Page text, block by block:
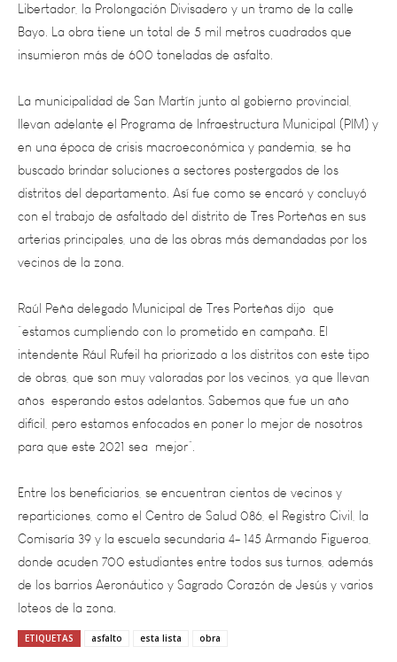
insumieron más de 600 toneladas de asfalto.
La municipalidad de San Martín junto al gobierno provincial,
llevan adelante el Programa de Infraestructura Municipal (PIM) y
en una época de crisis macroeconómica y pandemia, se ha
buscado brindar soluciones a sectores postergados de los
distritos del departamento. Así fue como se encaró y concluyó
con el trabajo de asfaltado del distrito de Tres Porteñas en sus
arterias principales, una de las obras más demandadas por los
vecinos de la zona.
Raúl Peña delegado Municipal de Tres Porteñas dijo que
“estamos cumpliendo con lo prometido en campaña. El
intendente Rául Rufeil ha priorizado a los distritos con este tipo
de obras, que son muy valoradas por los vecinos, ya que llevan
años esperando estos adelantos. Sabemos que fue un año
difícil, pero estamos enfocados en poner lo mejor de nosotros
para que este 2021 sea mejor”.
Entre los beneficiarios, se encuentran cientos de vecinos y
reparticiones, como el Centro de Salud 086, el Registro Civil, la
Comisaría 39 y la escuela secundaria 4- 145 Armando Figueroa,
donde acuden 700 estudiantes entre todos sus turnos, además
de los barrios Aeronáutico y Sagrado Corazón de Jesús y varios
loteos de la zona.
ETIQUETAS asfalto esta lista obra